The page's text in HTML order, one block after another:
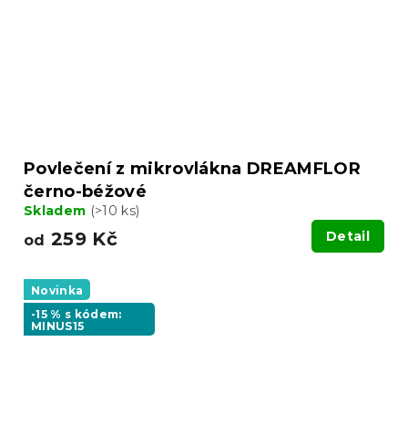
Povlečení z mikrovlákna DREAMFLOR
černo-béžové
Skladem (>10 ks)
od 259 Kč Detail
Novinka
-15 % s kódem:
MINUS15